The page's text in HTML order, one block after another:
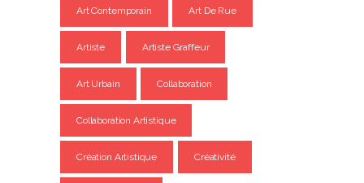
Art Contemporain Art De Rue
Artiste Artiste Graffeur
Art Urbain Collaboration
Collaboration Artistique
Création Artistique Créativité